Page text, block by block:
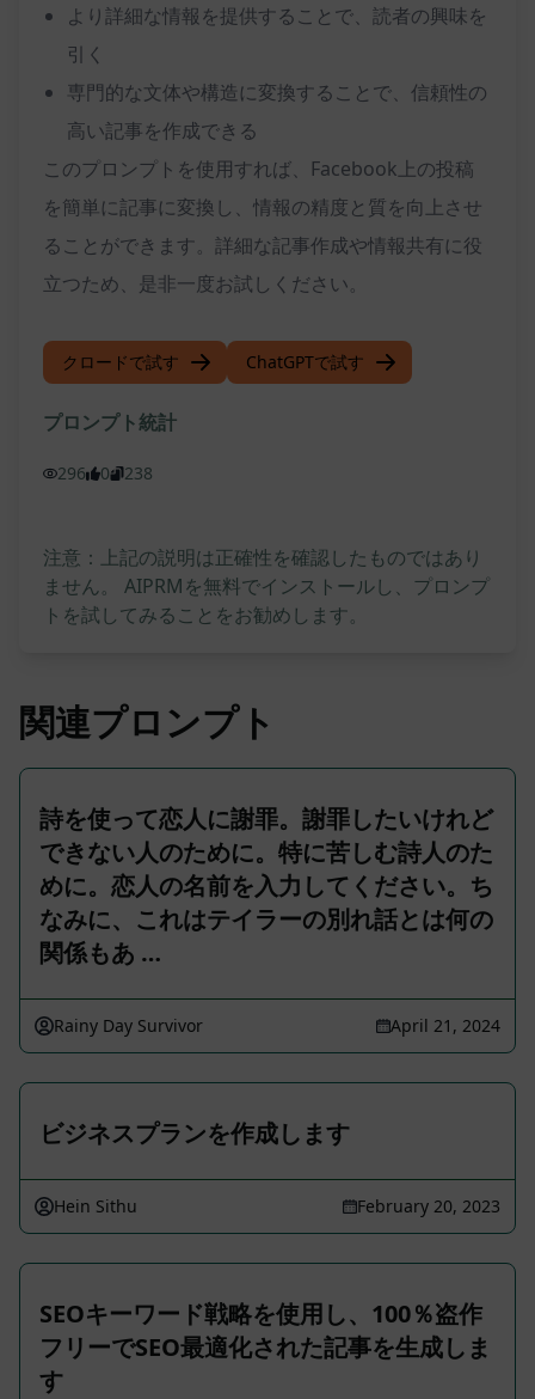
より詳細な情報を提供することで、読者の興味を
引く
専門的な文体や構造に変換することで、信頼性の
高い記事を作成できる
このプロンプトを使用すれば、Facebook上の投稿
を簡単に記事に変換し、情報の精度と質を向上させ
ることができます。詳細な記事作成や情報共有に役
立つため、是非一度お試しください。
クロードで試す ChatGPTで試す
プロンプト統計
296 0 238
注意：上記の説明は正確性を確認したものではあり
ません。 AIPRMを無料でインストールし、プロンプ
トを試してみることをお勧めします。
関連プロンプト
詩を使って恋人に謝罪。謝罪したいけれど
できない人のために。特に苦しむ詩人のた
めに。恋人の名前を入力してください。ち
なみに、これはテイラーの別れ話とは何の
関係もあ …
Rainy Day Survivor April 21, 2024
ビジネスプランを作成します
Hein Sithu February 20, 2023
SEOキーワード戦略を使用し、100％盗作
フリーでSEO最適化された記事を生成しま
す